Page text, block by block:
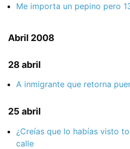
Me importa un pepino pero
Abril 2008
28 abril
A inmigrante que retorna
25 abril
¿Creías que lo habías visto
calle